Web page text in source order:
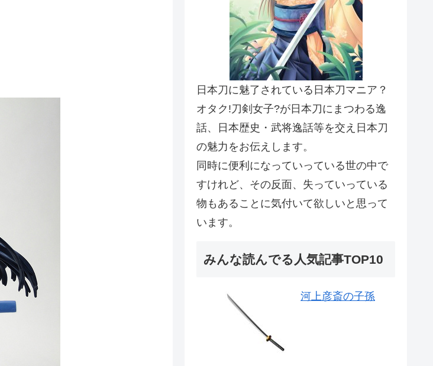
日本刀に魅了されている日本刀マニア？
オタク!刀剣女子?が日本刀にまつわる逸
話、日本歴史・武将逸話等を交え日本刀
の魅力をお伝えします。
同時に便利になっていっている世の中で
すけれど、その反面、失っていっている
物もあることに気付いて欲しいと思って
います。
みんな読んでる人気記事TOP10
河上彦斎の子孫